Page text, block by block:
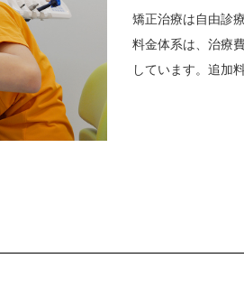
矯正治療は自由診
料金体系は、治療
しています。追加